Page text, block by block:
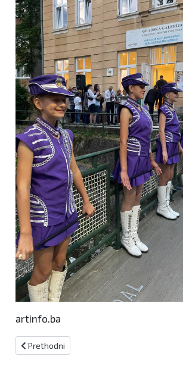
artinfo.ba
Prethodni članak: Prekinuta 310. Sinjska alka
Prethodni